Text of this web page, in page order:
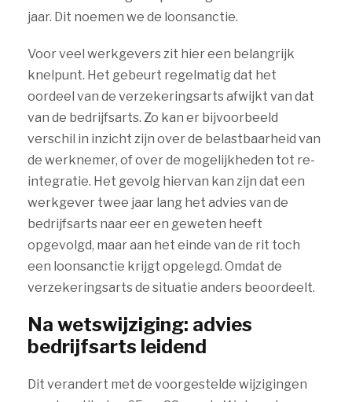
jaar. Dit noemen we de loonsanctie.
Voor veel werkgevers zit hier een belangrijk
knelpunt. Het gebeurt regelmatig dat het
oordeel van de verzekeringsarts afwijkt van dat
van de bedrijfsarts. Zo kan er bijvoorbeeld
verschil in inzicht zijn over de belastbaarheid van
de werknemer, of over de mogelijkheden tot re-
integratie. Het gevolg hiervan kan zijn dat een
werkgever twee jaar lang het advies van de
bedrijfsarts naar eer en geweten heeft
opgevolgd, maar aan het einde van de rit toch
een loonsanctie krijgt opgelegd. Omdat de
verzekeringsarts de situatie anders beoordeelt.
Na wetswijziging: advies
bedrijfsarts leidend
Dit verandert met de voorgestelde wijzigingen